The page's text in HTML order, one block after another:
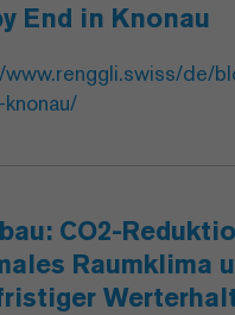
End in Knonau
de/
CO2-
Raumklima